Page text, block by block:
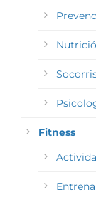
Fitness